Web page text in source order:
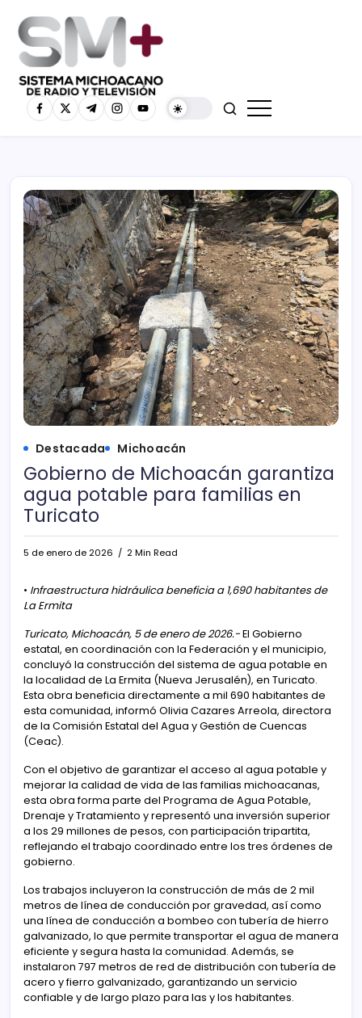
Destacada Michoacán
Gobierno de Michoacán garantiza
agua potable para familias en
Turicato
5 de enero de 2026 2 Min Read
• Infraestructura hidráulica beneficia a 1,690 habitantes de
La Ermita
Turicato, Michoacán, 5 de enero de 2026.-El Gobierno
estatal, en coordinación con la Federación y el municipio,
concluyó la construcción del sistema de agua potable en
la localidad de La Ermita (Nueva Jerusalén), en Turicato.
Esta obra beneficia directamente a mil 690 habitantes de
esta comunidad, informó Olivia Cazares Arreola, directora
de la Comisión Estatal del Agua y Gestión de Cuencas
(Ceac).
Con el objetivo de garantizar el acceso al agua potable y
mejorar la calidad de vida de las familias michoacanas,
esta obra forma parte del Programa de Agua Potable,
Drenaje y Tratamiento y representó una inversión superior
a los 29 millones de pesos, con participación tripartita,
reflejando el trabajo coordinado entre los tres órdenes de
gobierno.
Los trabajos incluyeron la construcción de más de 2 mil
metros de línea de conducción por gravedad, así como
una línea de conducción a bombeo con tubería de hierro
galvanizado, lo que permite transportar el agua de manera
eficiente y segura hasta la comunidad. Además, se
instalaron 797 metros de red de distribución con tubería de
acero y fierro galvanizado, garantizando un servicio
confiable y de largo plazo para las y los habitantes.